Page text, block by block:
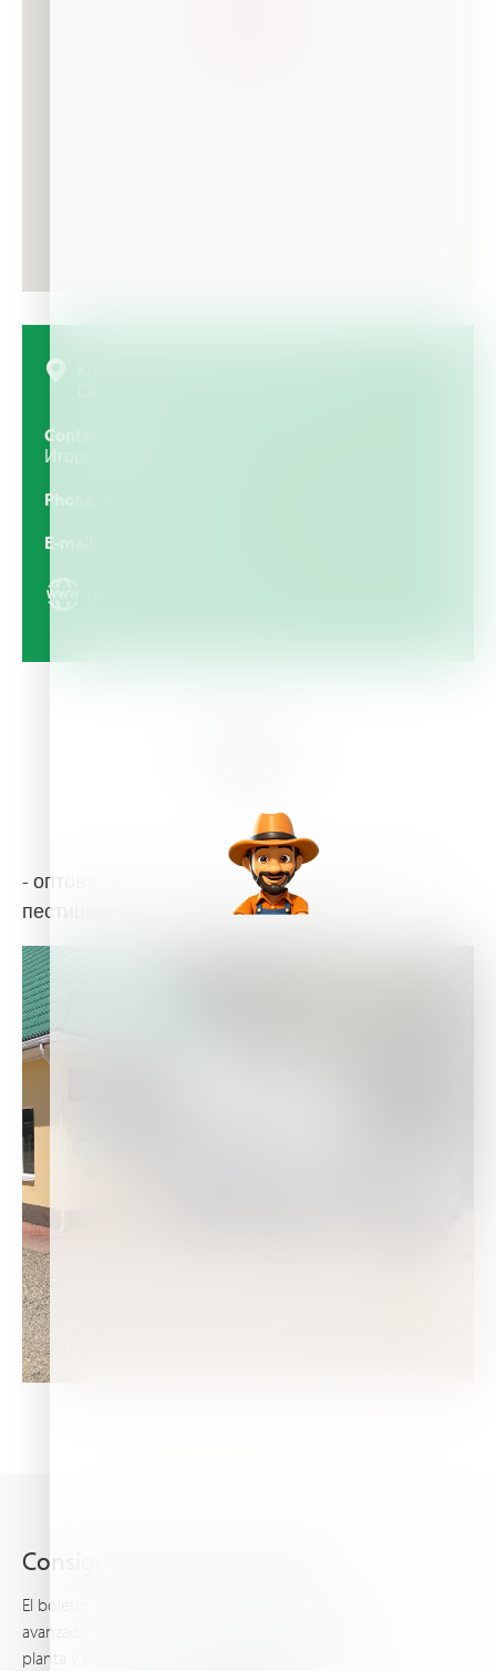
Contact Person
Игорь Олегович Штофель
Phone
E-mail
- оптовая и розничная торговля удобрениями,
пестицидами, и др. агрохимикатами;
Consigue lo último de Haifa
El boletín de Haifa te mantiene al día con la más
avanzada información acerca de la nutrición de la
planta y proporciona las últimas noticias y eventos